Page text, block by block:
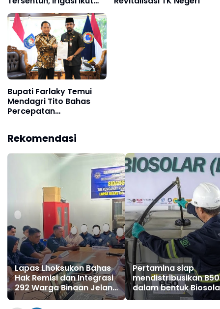
Lumpuh
Bupati Farlaky Temui
Mendagri Tito Bahas
Percepatan
Rekomendasi
Lapas Lhoksukon Bahas
Hak Remisi dan Integrasi
292 Warga Binaan Jelang
HUT RI
Pertamina siap
mendistribusikan B50
dalam bentuk